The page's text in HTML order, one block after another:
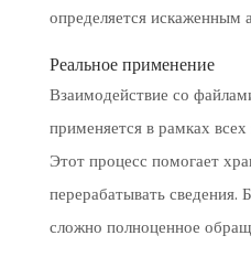
определяется искаженным
Реальное применение
Взаимодействие со
применяется в рамках
Этот процесс помогает
перерабатывать сведения.
сложно полноценное